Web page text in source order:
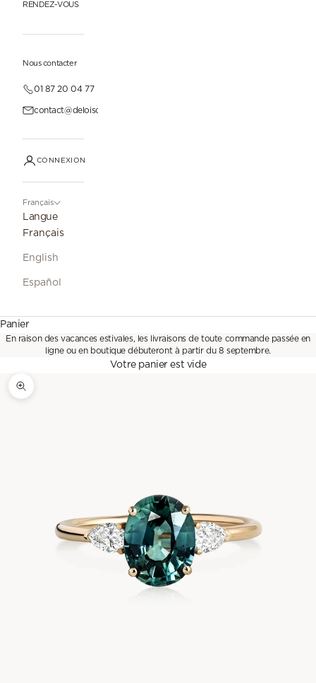
RENDEZ-VOUS
Nous contacter
01 87 20 04 77
contact@deloisonparis.com
CONNEXION
Français
Langue
Français
English
Español
Panier
En raison des vacances estivales, les livraisons de toute commande passée en
ligne ou en boutique débuteront à partir du 8 septembre.
Votre panier est vide
Zoomer sur l'image